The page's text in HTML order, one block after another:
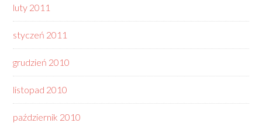
luty 2011
styczeń 2011
grudzień 2010
listopad 2010
październik 2010